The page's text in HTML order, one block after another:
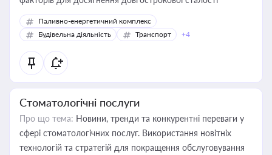
Паливно-енергетичний комплекс
Будівельна діяльність
Транспорт +4
Стоматологічні послуги
Про що тема: Новини, тренди та конкурентні переваги у
сфері стоматологічних послуг. Використання новітніх
технологій та стратегій для покращення обслуговування